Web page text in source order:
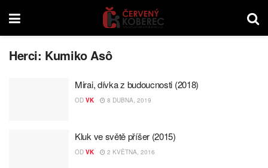
Herci: Kumiko Asô
Mirai, dívka z budoucnosti (2018)
OD VK 8 DUBNA, 2019
Kluk ve světě příšer (2015)
OD VK 2 KVĚTNA, 2016